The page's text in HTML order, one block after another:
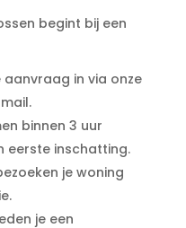
begint bij een
aanvraag in via onze
binnen 3 uur
eerste inschatting.​
je woning
je een